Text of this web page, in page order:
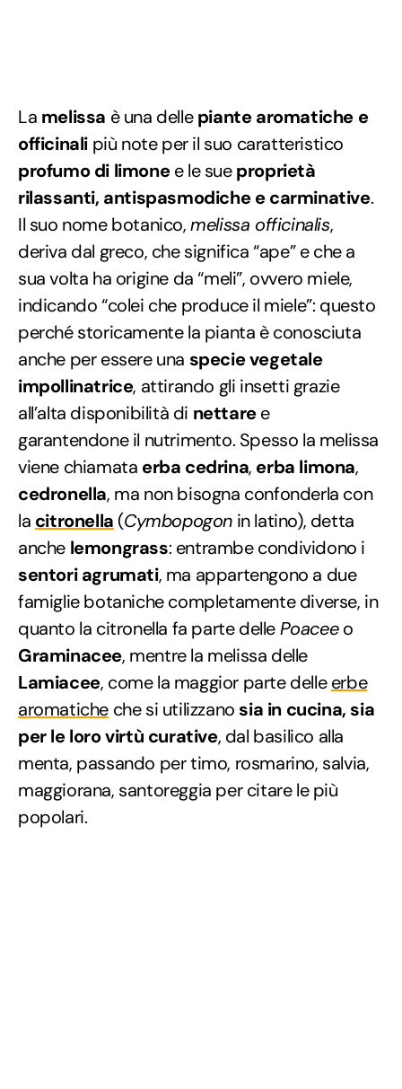
La melissa è una dellepiante aromatiche e
officinali più note per il suo caratteristico
profumo di limonee le sueproprietà
rilassanti, antispasmodiche e carminative.
Il suo nome botanico,melissa officinalis,
deriva dal greco, che significa “ape” e che a
sua volta ha origine da “meli”, ovvero miele,
indicando “colei che produce il miele”: questo
perché storicamente la pianta è conosciuta
anche per essere una specie vegetale
impollinatrice, attirando gli insetti grazie
all’alta disponibilità di nettaree
garantendone il nutrimento. Spesso la melissa
viene chiamata erba cedrina, erba limona,
cedronella, ma non bisogna confonderla con
la citronella (Cymbopogon in latino), detta
anche lemongrass: entrambe condividono i
sentori agrumati, ma appartengono a due
famiglie botaniche completamente diverse, in
quanto la citronella fa parte dellePoaceeo
Graminacee, mentre la melissa delle
Lamiacee, come la maggior parte delleerbe
aromatiche che si utilizzano sia in cucina, sia
per le loro virtù curative, dal basilico alla
menta, passando per timo, rosmarino, salvia,
maggiorana, santoreggia per citare le più
popolari.